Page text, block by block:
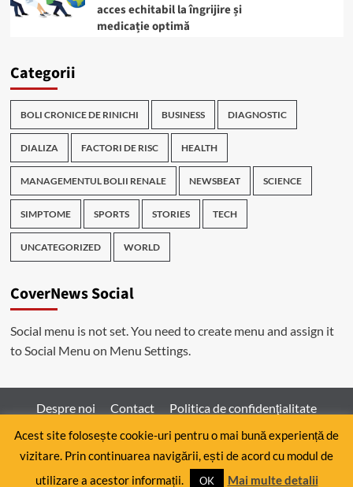
acces echitabil la îngrijire și
medicație optimă
Categorii
BOLI CRONICE DE RINICHI BUSINESS DIAGNOSTIC
DIALIZA FACTORI DE RISC HEALTH
MANAGEMENTUL BOLII RENALE NEWSBEAT SCIENCE
SIMPTOME SPORTS STORIES TECH
UNCATEGORIZED WORLD
CoverNews Social
Social menu is not set. You need to create menu and assign it
to Social Menu on Menu Settings.
Despre noi Contact Politica de confidenţialitate
Copyright © All rights reserved.|CoverNewsby AF
themes.
Acest site folosește cookie-uri pentru o mai bună experiență de
vizitare. Prin continuarea navigării, ești de acord cu modul de
utilizare a acestor informații.
OK Mai multe detalii